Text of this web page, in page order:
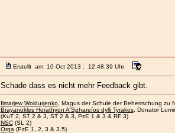
Erstellt am: 10 Oct 2013 : 12:48:39 Uhr
Schade dass es nicht mehr Feedback gibt.
Ilmarjew Woldurjenko, Magus der Schule der Beherrschung zu
Brayanokles Horathyon A'Sphareïos dylli Tyrakos, Donator
(KuT 2, ST 2 & 3, ST 2 & 3, PzE 1 & 3 & RF 3)
NSC(SL 2)
Orga (PzE 1, 2, 3 & 3.5)